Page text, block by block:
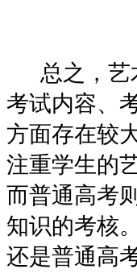
总之，艺
考试内容、
方面存在较
注重学生的
而普通高考
知识的考核
还是普通高